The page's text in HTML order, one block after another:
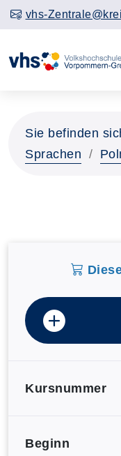
vhs-
Sie befinden
Sprachen
Kursnummer
Beginn